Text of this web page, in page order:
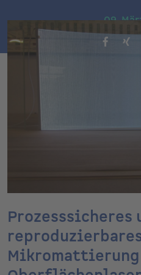
09.
Prozesssicheres